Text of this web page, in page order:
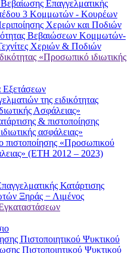
Επαγγελματικής
3 Κομμωτών - Κουρέων
Χεριών και Ποδιών
Βεβαιώσεων Κομμωτών-
Χεριών & Ποδιών
«Προσωπικό ιδιωτικής
Εξετάσεων
της ειδικότητας
Ασφάλειας»
& πιστοποίησης
ασφάλειας»
πιστοποίησης «Προσωπικού
(ΕΤΗ 2012 – 2023)
Κατάρτισης
Ξηράς − Λιμένος
Πιστοποιητικού Ψυκτικού
Πιστοποιητικού Ψυκτικού